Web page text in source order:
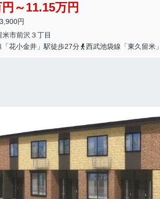
～11.15万円
円
米市前沢 ３丁目
「花小金井」駅徒歩27分
西武池袋線「東久留米